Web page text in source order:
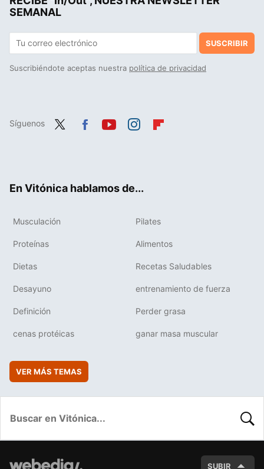
SEMANAL
SUSCRIBIR
Suscribiéndote aceptas nuestra política de privacidad
Síguenos
En Vitónica hablamos de...
Musculación Pilates
Proteínas Alimentos
Dietas Recetas Saludables
Desayuno entrenamiento de fuerza
Definición Perder grasa
cenas protéicas ganar masa muscular
VER MÁS TEMAS
SUBIR